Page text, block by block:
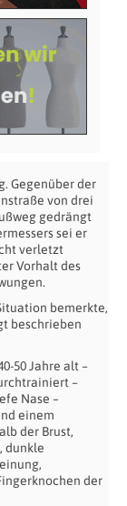
Gegenüber der
von drei
gedrängt
sei er
verletzt
Vorhalt des
bemerkte,
beschrieben
50 Jahre alt –
–
Nase –
einem
der Brust,
dunkle
der